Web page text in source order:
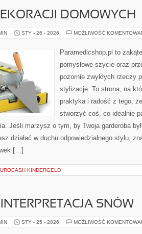
DOMOWYCH
STY - 26 - 2026 MOŻLIWOŚĆ
Paramedicshop.pl to
pomysłowe szycie oraz
pozornie zwykłych rzeczy
stylizacje. To strona, na
praktyka i radość z tego,
stworzyć coś, co idealnie
Jeśli marzysz o tym, by Twoja garderoba
działać w duchu odpowiedzialnego stylu,
[…]
KINDERGELD
SNÓW
STY - 25 - 2026 MOŻLIWOŚĆ